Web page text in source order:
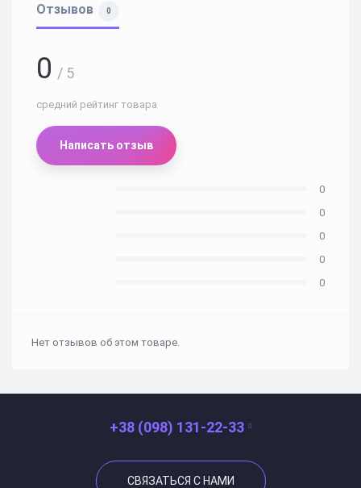
Отзывов 0
0 / 5
средний рейтинг товара
Написать отзыв
0
0
0
0
0
Нет отзывов об этом товаре.
+38 (098) 131-22-33
СВЯЗАТЬСЯ С НАМИ